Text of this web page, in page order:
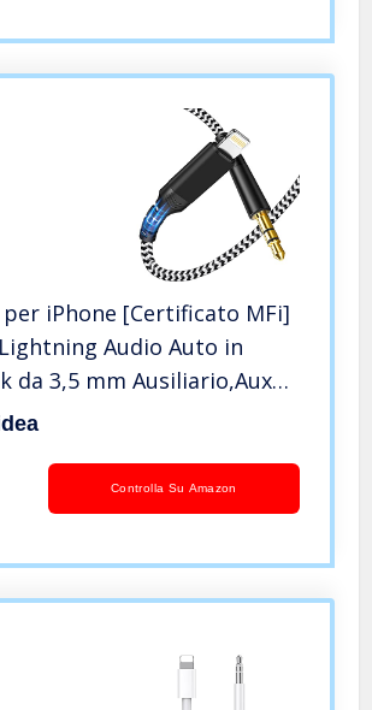
per iPhone [Certificato MFi]
Audio Auto in
da 3,5 mm Ausiliario,Aux
Cuffie Altoparlante Stereo
X/XR/XS/8Controlla Su Amazon